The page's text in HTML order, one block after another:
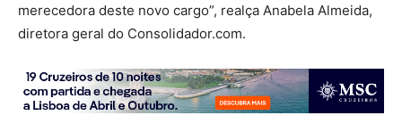
merecedora deste novo cargo”, realça Anabela Almeida,
diretora geral do Consolidador.com.